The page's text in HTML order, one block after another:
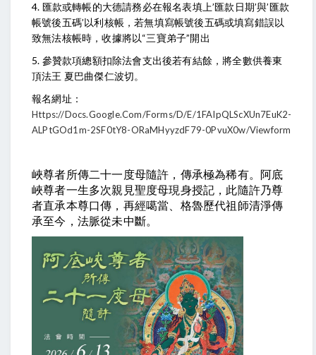
4. 匯款或轉帳的大德請務必在報名表填上’匯款日期’與’匯款
帳號後五碼’以利核帳，若無填寫帳號後五碼或填寫錯誤以
致無法核帳時，收據將以“三寶弟子”開出
5. 參贊款項總額扣除法會支出後若有結餘，將全數供養東
頂法王 夏巴曲傑仁波切。
報名網址：
Https://docs.google.com/forms/d/e/1FAIpQLScXUn7EuK2-
ALPtGOd1m-2SF0tY8-ORaMHyyzdF79-0PvuX0w/viewform
峽尊者所傳二十一度母隨許，傳承極為稀有。阿底
峽尊者一生多次親見聖度母現身授記，此隨許乃尊
者直承本尊口傳，再經噶當、格魯歷代祖師清淨傳
承至今，法脈從未中斷。